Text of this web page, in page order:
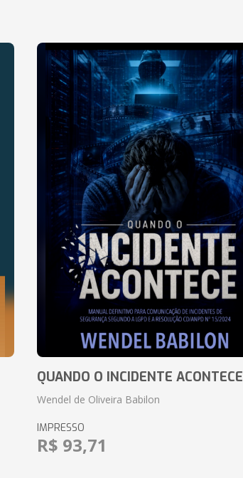
QUANDO O INCIDENTE ACONTECE
Wendel de Oliveira Babilon
IMPRESSO
R$ 93,71